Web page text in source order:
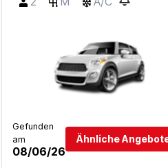
Gefunden
am
08/06/26
Ähnliche